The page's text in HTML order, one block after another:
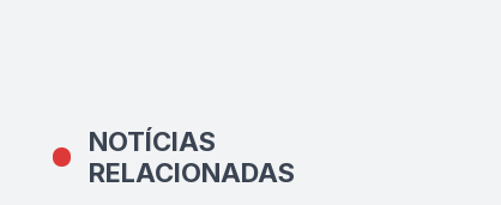
NOTÍCIAS
RELACIONADAS